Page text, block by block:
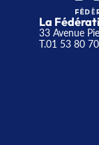
La
33 Avenue
T.01 53 80